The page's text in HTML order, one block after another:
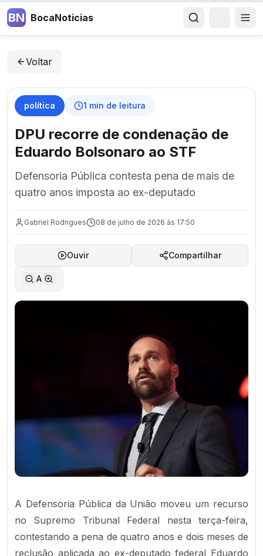
BN BocaNoticias
Voltar
política 1 min de leitura
DPU recorre de condenação de
Eduardo Bolsonaro ao STF
Defensoria Pública contesta pena de mais de
quatro anos imposta ao ex-deputado
Gabriel Rodrigues 08 de julho de 2026 às 17:50
Ouvir Compartilhar
A
A Defensoria Pública da União moveu um recurso
no Supremo Tribunal Federal nesta terça-feira,
contestando a pena de quatro anos e dois meses de
reclusão aplicada ao ex-deputado federal Eduardo